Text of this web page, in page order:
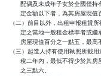
配偶及未成年子女於全國僅
定金額以下者，為其房屋現值
（二）前目以外，出租申報租賃
定之當地一般租金標準者或
房屋現值百分之一點五，最
（三）起造人持有使用執照所載
稅二年內，最低不得少於其
      之三點六。